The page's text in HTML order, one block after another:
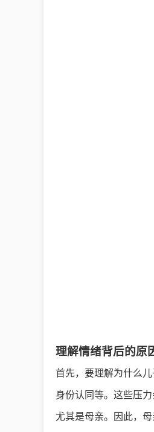
理解情绪背后的原
首先，要理解为什么
身份认同等。这些压
尤其是母亲。因此，